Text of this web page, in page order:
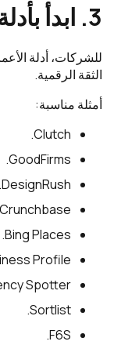
3. ابدأ بأدلة الأعمال الموثوقة
للشركات، أدلة
الثقة الرقمية.
أمثلة مناسبة:
Clutch.
GoodFirms.
DesignRush.
Crunchbase.
Bing Places.
Profile.
Spotter.
Sortlist.
F6S.